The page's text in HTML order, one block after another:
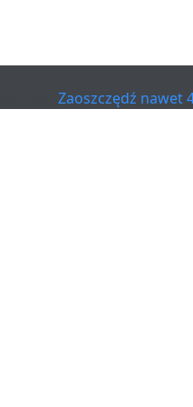
Zaoszczędź nawet